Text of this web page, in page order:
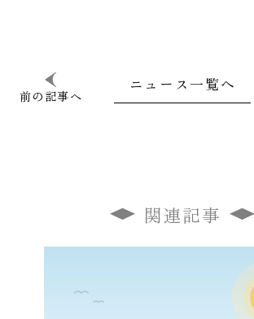
前の記事へ
ニュース一覧へ
関連記事